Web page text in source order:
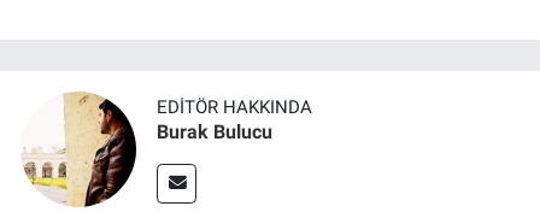
EDITÖR HAKKINDA
Burak Bulucu